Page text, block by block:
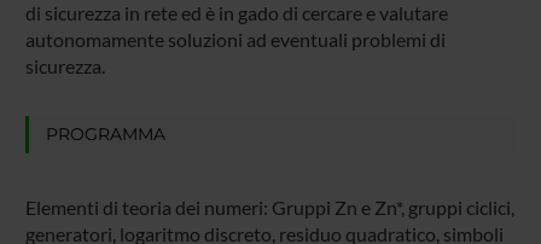
di sicurezza in rete ed è in gado di cercare e valutare
autonomamente soluzioni ad eventuali problemi di
sicurezza.
PROGRAMMA
Elementi di teoria dei numeri: Gruppi Zn e Zn*, gruppi ciclici,
generatori, logaritmo discreto, residuo quadratico, simboli